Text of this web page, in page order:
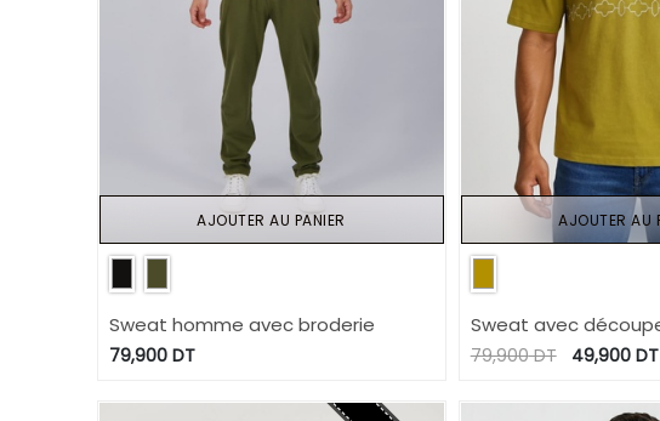
Sweat homme avec broderie
79,900DT
AJOUTER AU PANIER
Sweat avec
Arabesque
79,900DT 49,900DT
AJOUTER AU